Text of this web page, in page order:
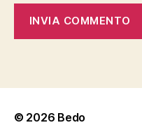
© 2026 Bedo